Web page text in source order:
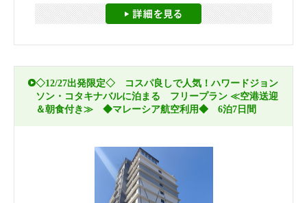
◇12/27出発限定◇ コスパ良しで人気！ハワードジョン
ソン・コタキナバルに泊まる フリープラン ≪空港送迎
＆朝食付き≫ ◆マレーシア航空利用◆ 6泊7日間